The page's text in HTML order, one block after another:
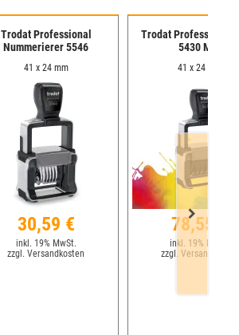
Trodat Professional
Nummerierer 5546
41 x 24 mm
30,59 €
inkl. 19% MwSt.
zzgl. Versandkosten
Trodat Professional
5430 MCI
41 x 24 mm
78,55 €
inkl. 19% MwSt.
zzgl. Versandkosten